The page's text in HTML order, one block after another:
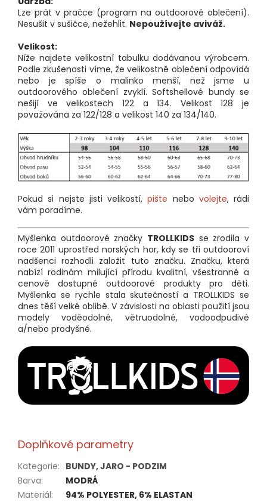
Lze prát v pračce (program na outdoorové oblečení).
Nesušit v sušičce, nežehlit. Nepoužívejte aviváž.
Velikost:
Níže najdete velikostní tabulku dodávanou výrobcem.
Podle zkušenosti víme, že velikostně oblečení odpovídá
nebo je spíše o malinko menší, než jsme u
outdoorového oblečení zvyklí. Softshellové bundy se
nešijí ve velikostech 122 a 134. Velikost 128 je
považována za 122/128 a velikost 140 za 134/140.
Pokud si nejste jisti velikostí,pište nebo volejte, rádi
vám poradíme.
Myšlenka outdoorové značky TROLLKIDS se zrodila v
roce 2011 uprostřed norských hor, kdy se tři outdooroví
nadšenci rozhodli založit tuto značku. Značku, která
nabízí rodinám milující přírodu kvalitní, všestranné a
cenově dostupné outdoorové produkty pro děti.
Myšlenka se rychle stala skutečností a TROLLKIDS se
dnes těší velké oblibě. V závislosti na oblasti použití jsou
modely voděodolné, větruodolné, vodoodpudivé
a/nebo prodyšné.
Doplňkové parametry
Kategorie: BUNDY, JARO - PODZIM
Barva:
MODRÁ
Materiál:
94% POLYESTER, 6% ELASTAN